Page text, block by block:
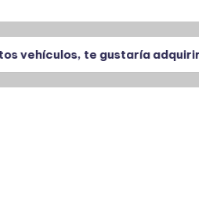
te gustaría adquirir?